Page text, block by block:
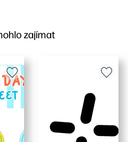
zajímat